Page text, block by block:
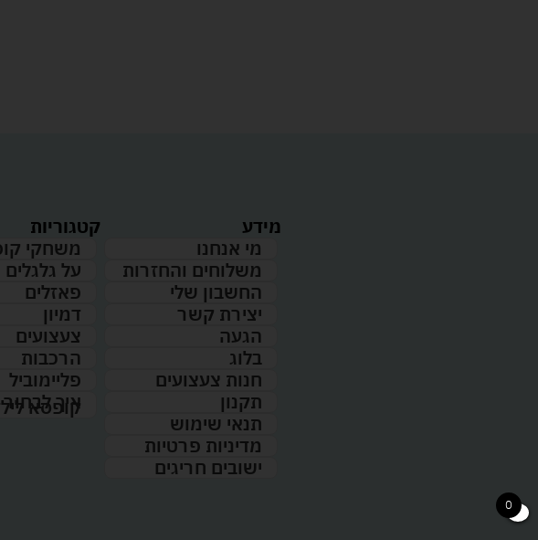
מידע
מי אנחנו
משלוחים והחזרות
החשבון שלי
יצירת קשר
הגעה
בלוג
חנות צעצועים
תקנון
תנאי שימוש
מדיניות פרטיות
ישובים חריגים
קטגוריות
משחקי
על גלגלים
פאזלים
דמיון
צעצועים
הרכבות
פליימוביל
איך
קופסא
0